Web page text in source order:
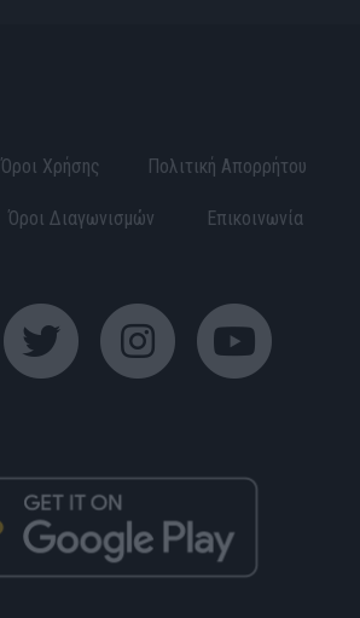
Όροι Χρήσης Πολιτική Απορρήτου
Όροι Διαγωνισμών Επικοινωνία